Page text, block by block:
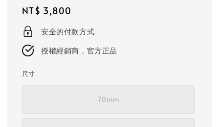
Regular
price
NT$ 3,800
安全的付款方式
授權經銷商，官方正品
尺寸
70mm